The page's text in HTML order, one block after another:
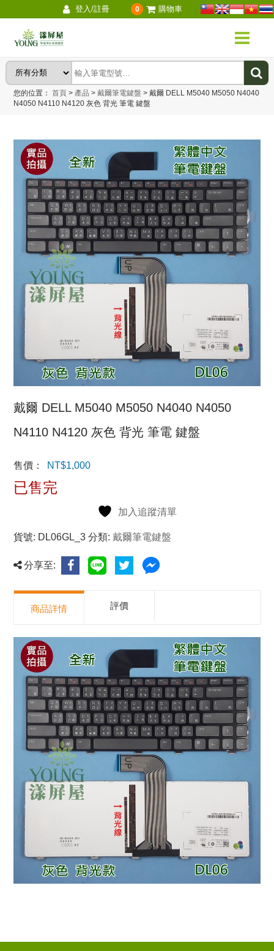
登入/註冊 0 購物車
您的位置：首頁 > 產品 > 戴爾筆電鍵盤 > 戴爾 DELL M5040 M5050 N4040
N4050 N4110 N4120 灰色 背光 筆電 鍵盤
戴爾 DELL M5040 M5050 N4040 N4050
N4110 N4120 灰色 背光 筆電 鍵盤
售價： NT$1,000
已售完
加入追蹤清單
貨號: DL06GL_3 分類:戴爾筆電鍵盤
分享至:
商品詳情 評價